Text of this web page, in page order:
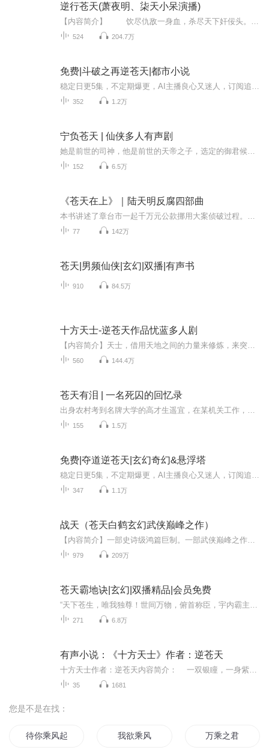
逆行苍天(萧夜明、柒天小呆演播)
524 204.7万
免费|斗破之再逆苍天|都市小说
352 1.2万
宁负苍天 | 仙侠多人有声剧
152 6.5万
《苍天在上》｜陆天明反腐四部曲
77 142万
苍天|男频仙侠|玄幻|双播|有声书
910 84.5万
十方天士-逆苍天作品忧蓝多人剧
560 144.4万
苍天有泪 | 一名死囚的回忆录
155 1.5万
免费|夺道逆苍天|玄幻奇幻&悬浮塔
347 1.1万
战天（苍天白鹤玄幻武侠巅峰之作）
979 209万
苍天霸地诀|玄幻|双播精品|会员免费
271 6.8万
有声小说：《十方天士》作者：逆苍天
35 1681
您是不是在找：
待你乘风起 我欲乘风 万乘之君